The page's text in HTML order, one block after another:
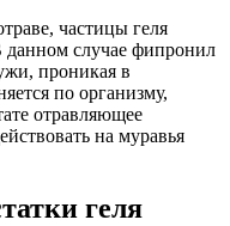
частицы геля
данном случае фипронил
проникая в
по организму,
отравляющее
на муравья
геля